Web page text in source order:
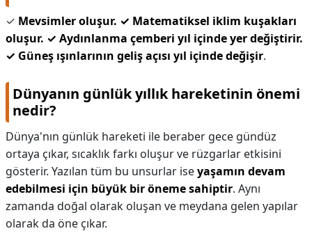
✓ Mevsimler oluşur. ✓ Matematiksel iklim kuşakları
oluşur. ✓ Aydınlanma çemberi yıl içinde yer değiştirir.
✓ Güneş ışınlarının geliş açısı yıl içinde değişir.
Dünyanın günlük yıllık hareketinin önemi
nedir?
Dünya'nın günlük hareketi ile beraber gece gündüz
ortaya çıkar, sıcaklık farkı oluşur ve rüzgarlar etkisini
gösterir. Yazılan tüm bu unsurlar iseyaşamın devam
edebilmesi için büyük bir öneme sahiptir. Aynı
zamanda doğal olarak oluşan ve meydana gelen yapılar
olarak da öne çıkar.